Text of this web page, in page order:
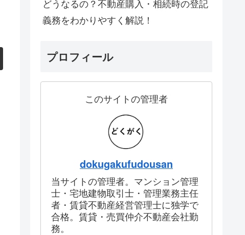
どうなるの？不動産購入・相続時の登記
義務をわかりやすく解説！
プロフィール
このサイトの管理者
dokugakufudousan
当サイトの管理者。マンション管理
士・宅地建物取引士・管理業務主任
者・賃貸不動産経営管理士に独学で
合格。賃貸・売買仲介不動産会社勤
務。